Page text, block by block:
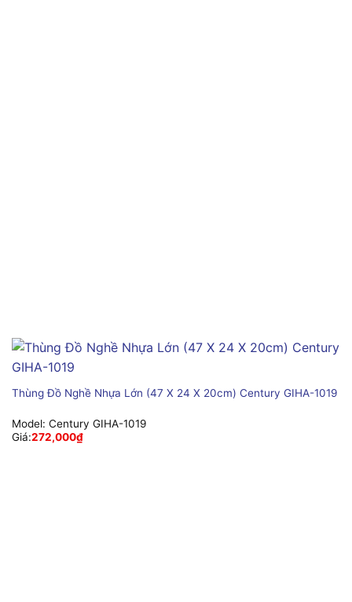
Thùng Đồ Nghề Nhựa Lớn (47 X 24 X 20cm) Century GIHA-1019
Model: Century GIHA-1019
Giá:272,000₫